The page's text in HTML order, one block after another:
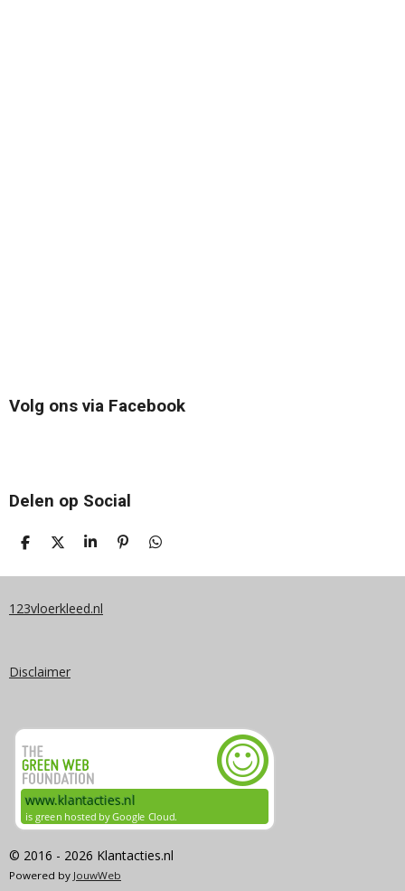
Volg ons via Facebook
Delen op Social
D
L
N
D
E
S
A
E
P
N
D
L
123vloerkleed.nl
Disclaimer
© 2016 - 2026 Klantacties.nl
Powered by JouwWeb